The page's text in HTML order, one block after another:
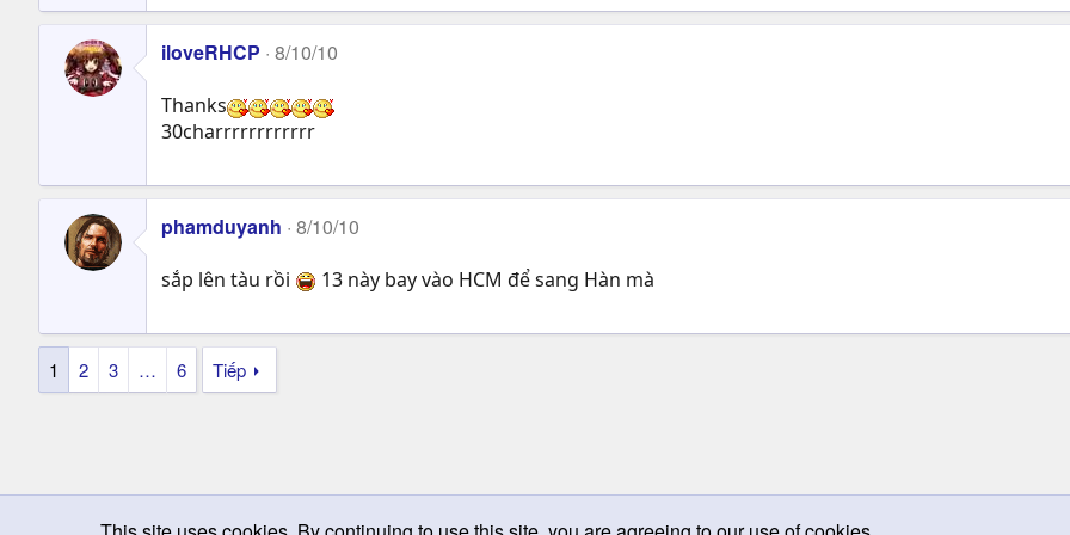
iloveRHCP 8/10/10
Thanks
30charrrrrrrrrrrr
phamduyanh 8/10/10
sắp lên tàu rồi 13 này bay vào HCM để sang Hàn mà
1 2 3 … 6 Tiếp